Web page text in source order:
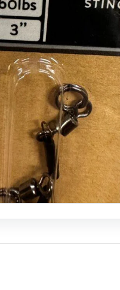
pristatymo liko €
Į KREPŠELĮ
PIRKTI
sąrašą